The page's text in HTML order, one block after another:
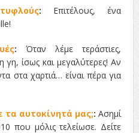
: Επιτέλους, ένα
: Όταν λέμε τεράστιες,
ίσως και μεγαλύτερες! Αν
στα χαρτιά… είναι πέρα για
τα αυτοκίνητά μας;: Ασημί
που μόλις τελείωσε. Δείτε